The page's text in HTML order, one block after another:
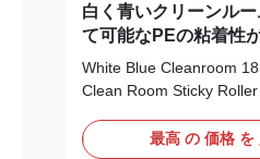
白く青いクリーンル
て可能なPEの粘着性
ーラー
White Blue Cleanroom
Clean Room Sticky
more efficient clean; 2.
最高 の 価格 を